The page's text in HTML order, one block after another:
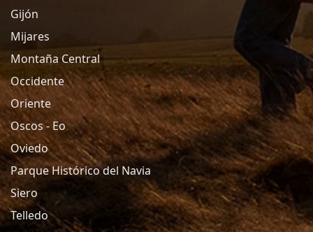
Gijón
Mijares
Montaña Central
Occidente
Oriente
Oscos - Eo
Oviedo
Parque Histórico del Navia
Siero
Telledo